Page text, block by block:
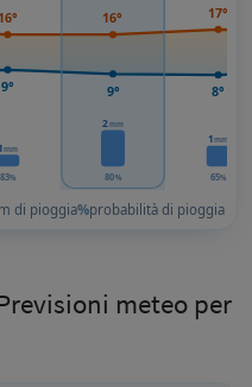
mm
83%
2mm
80%
1mm
65%
16°
9°
16°
9°
17°
8°
di pioggia%probabilità di pioggia
meteo per